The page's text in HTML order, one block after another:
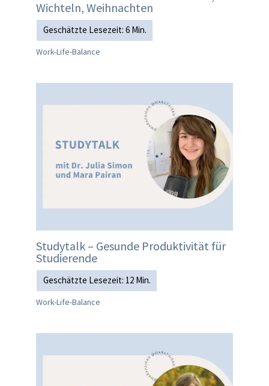
Wichteln, Weihnachten
Work-Life-Balance
Studytalk – Gesunde Produktivität für
Studierende
Work-Life-Balance